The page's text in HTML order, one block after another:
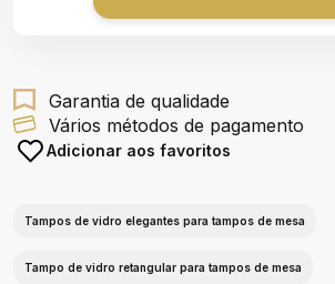
Garantia de qualidade
Vários métodos de pagamento
Adicionar aos favoritos
Tampos de vidro elegantes para tampos de mesa
Tampo de vidro retangular para tampos de mesa